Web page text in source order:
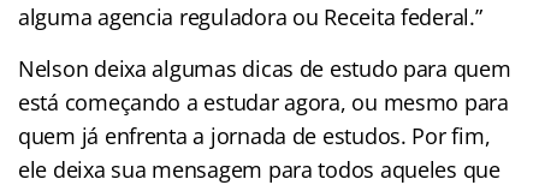
alguma agencia reguladora ou Receita federal.”
Nelson deixa algumas dicas de estudo para quem
está começando a estudar agora, ou mesmo para
quem já enfrenta a jornada de estudos. Por fim,
ele deixa sua mensagem para todos aqueles que